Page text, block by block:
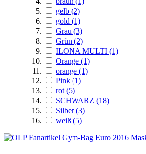
gelb (2)
gold (1)
Grau (3)
Grün (2)
ILONA MULTI (1)
Orange (1)
orange (1)
Pink (1)
rot (5)
SCHWARZ (18)
Silber(3)
weiß (5)